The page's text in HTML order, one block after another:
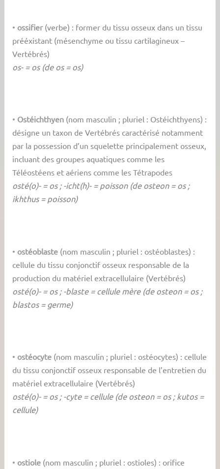
• ossifier(verbe) : former du tissu osseux dans un tissu
prééxistant (mésenchyme ou tissu cartilagineux –
Vertébrés)
os- = os (de os = os)
• Ostéichthyen (nom masculin ; pluriel : Ostéichthyens) :
désigne un taxon de Vertébrés caractérisé notamment
par la possession d’un squelette principalement osseux,
incluant des groupes aquatiques comme les
Téléostéens et aériens comme les Tétrapodes
osté(o)- = os ; -icht(h)- = poisson (de osteon = os ;
ikhthus = poisson)
• ostéoblaste (nom masculin ; pluriel : ostéoblastes) :
cellule du tissu conjonctif osseux responsable de la
production du matériel extracellulaire (Vertébrés)
osté(o)- = os ; -blaste = cellule mère (de osteon = os ;
blastos = germe)
• ostéocyte (nom masculin ; pluriel : ostéocytes) : cellule
du tissu conjonctif osseux responsable de l’entretien du
matériel extracellulaire (Vertébrés)
osté(o)- = os ; -cyte = cellule (de osteon = os ; kutos =
cellule)
• ostiole (nom masculin ; pluriel : ostioles) : orifice